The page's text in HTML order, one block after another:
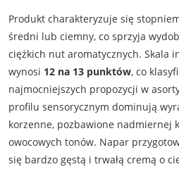
Produkt charakteryzuje się
średni lub ciemny, co sprzyja
ciężkich nut aromatycznych. Skala
wynosi 12 na 13 punktów, co
najmocniejszych propozycji w
profilu sensorycznym dominują
korzenne, pozbawione nadmiernej
owocowych tonów. Napar
się bardzo gęstą i trwałą cremą o